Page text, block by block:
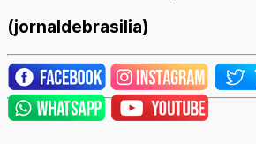
(jornaldebrasilia)